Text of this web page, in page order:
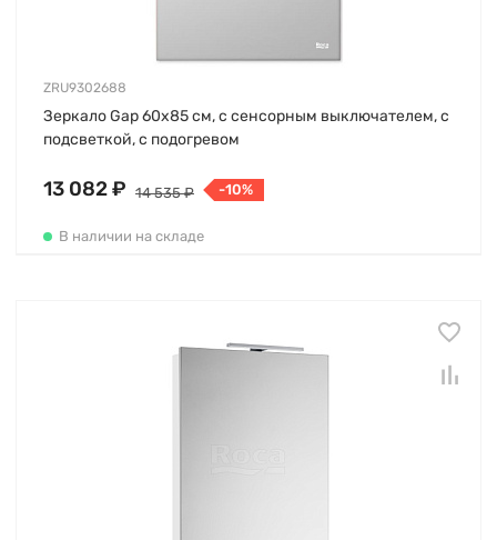
ZRU9302688
Зеркало Gap 60х85 см, с сенсорным выключателем, с
подсветкой, с подогревом
13 082 ₽ 14 535 ₽ -10%
В наличии на складе